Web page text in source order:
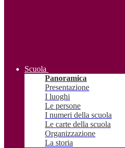
Scuola
Panoramica
Presentazione
I luoghi
Le persone
I numeri della scuola
Le carte della scuola
Organizzazione
La storia